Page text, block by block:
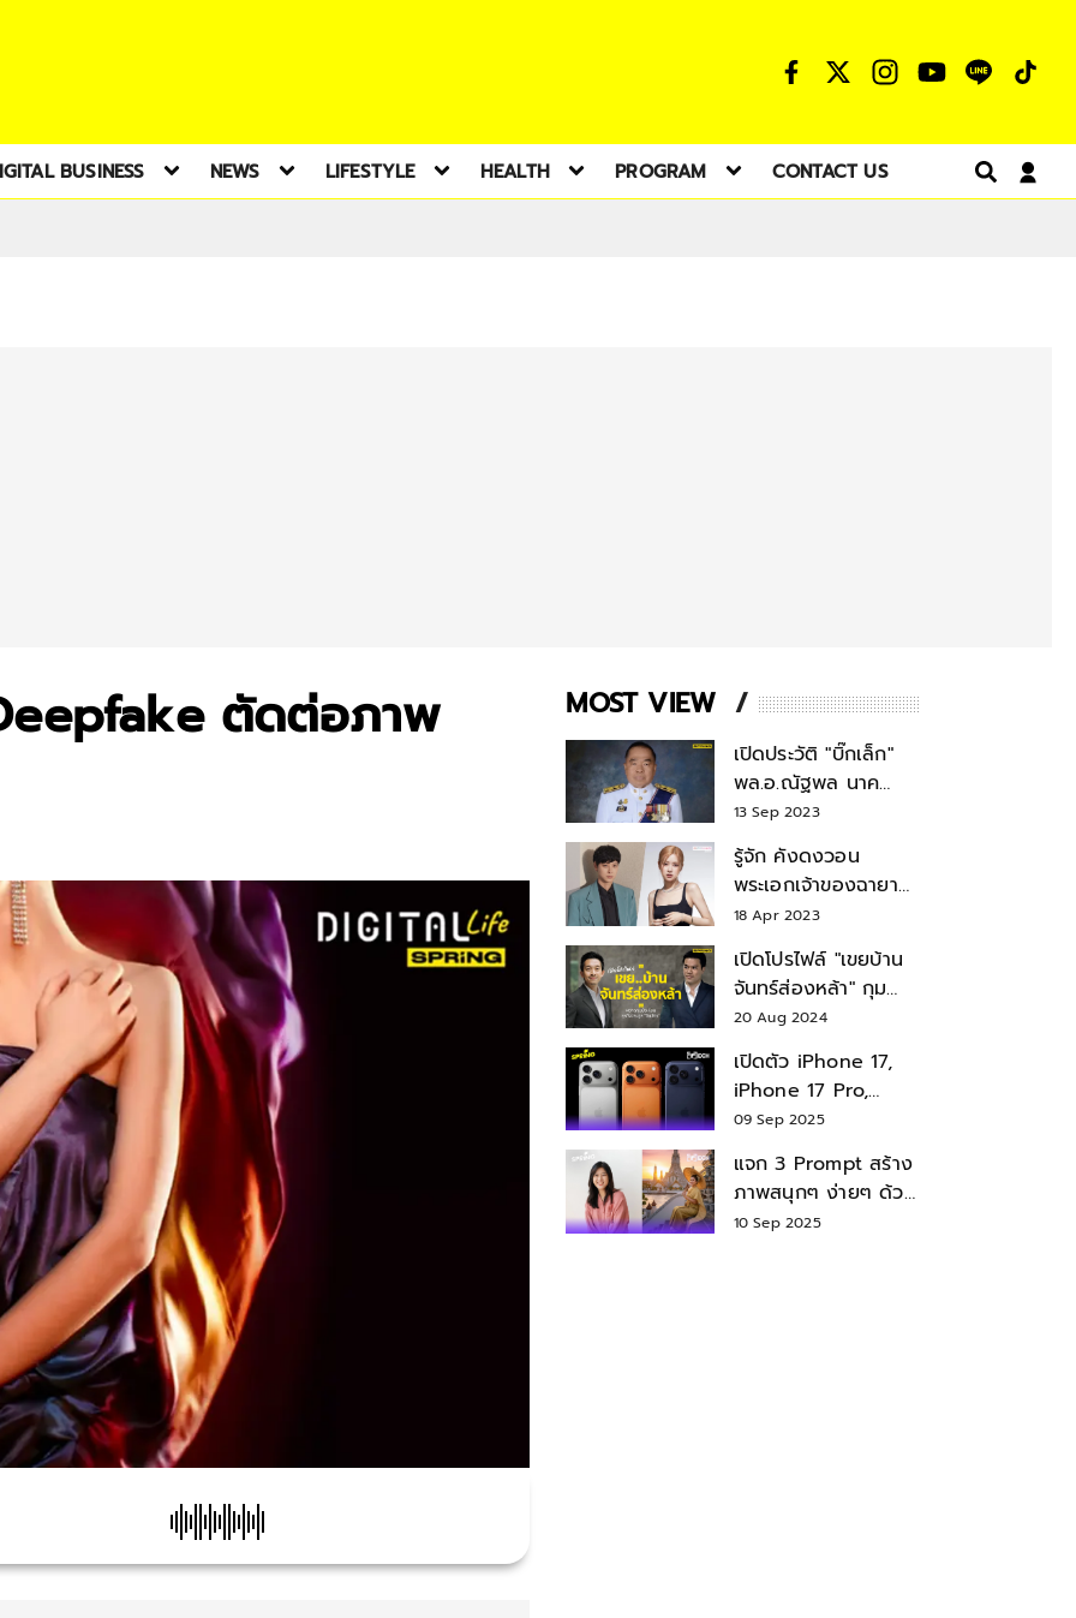
BUSINESS NEWS LIFESTYLE HEALTH PROGRAM CONTACT US
ตัดต่อภาพ MOST VIEW
เปิดประวัติ "บิ๊กเล็ก"
พล.อ.ณัฐพล นาค
พาณิชย์ จากเลขาฯ
สมช.-เลขาฯ
รมว.กลาโหม
13 Sep 2023
รู้จัก คังดงวอน
พระเอกเจ้าของฉายา
สมบัติแห่งชาติ หลังมี
18 Apr 2023
เปิดโปรไฟล์ "เขยบ้าน
จันทร์ส่องหล้า" กุม
บังเหียนธุรกิจตระกูล
"ชินวัตร"
20 Aug 2024
เปิดตัว iPhone 17,
iPhone 17 Pro,
iPhone 17 Air สเปค
09 Sep 2025
แจก 3 Prompt สร้าง
ภาพสนุกๆ ง่ายๆ ด้วย
Nano Banana ใน
10 Sep 2025